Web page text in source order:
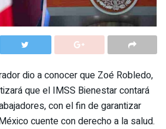
dio a conocer que Zoé Robledo,
que el IMSS Bienestar contará
con el fin de garantizar
cuente con derecho a la salud.